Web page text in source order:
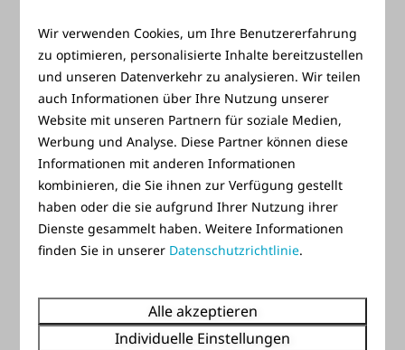
Kinderclub
Während der Ferien im Mai und der Sommerferien
veranstalten wir ein wunderbares Animationsprogramm
bei Camping de Brem.
Wir verwenden Cookies, um Ihre Benutzererfahrung
zu optimieren, personalisierte Inhalte bereitzustellen
und unseren Datenverkehr zu analysieren. Wir teilen
auch Informationen über Ihre Nutzung unserer
Website mit unseren Partnern für soziale Medien,
Werbung und Analyse. Diese Partner können diese
Informationen mit anderen Informationen
kombinieren, die Sie ihnen zur Verfügung gestellt
haben oder die sie aufgrund Ihrer Nutzung ihrer
Dienste gesammelt haben. Weitere Informationen
finden Sie in unserer Datenschutzrichtlinie.
Alle akzeptieren
Individuelle Einstellungen